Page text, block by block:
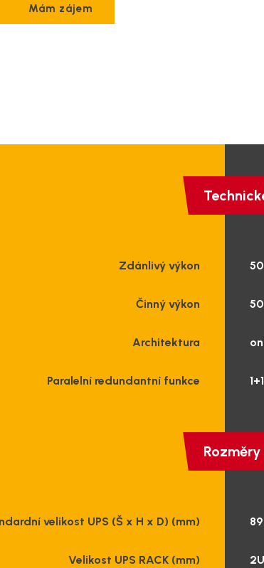
zdroje
Mám zájem
Zdánlivý výkon
Činný výkon
Architektura
Paralelní redundantní funkce 1+1
velikost UPS (Š x H x D) (mm)
Velikost UPS RACK (mm) 2U